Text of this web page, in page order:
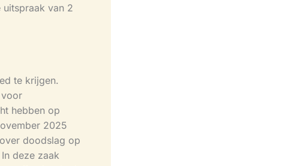
uitspraak van 2
te krijgen.
hebben op
2025
doodslag op
deze zaak